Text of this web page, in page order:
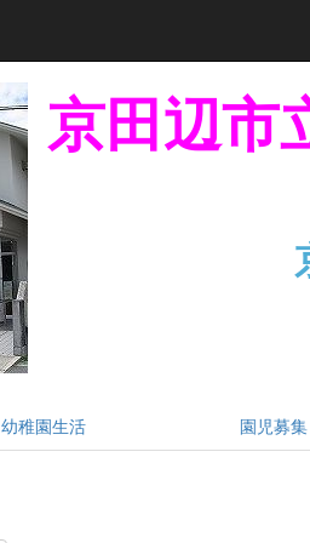
京田辺市
幼稚園生活 園児募集